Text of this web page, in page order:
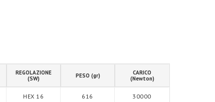
REGOLAZIONE
(SW)
PESO (gr)
CARICO
(Newton)
HEX 16 616 30000